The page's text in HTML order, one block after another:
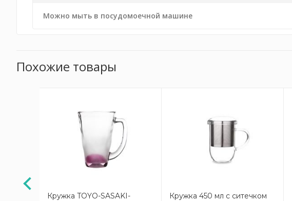
Можно мыть в посудомоечной машине
Похожие товары
АКЦИЯ
Кружка TOYO-SASAKI-
Кружка 450 мл с ситечком